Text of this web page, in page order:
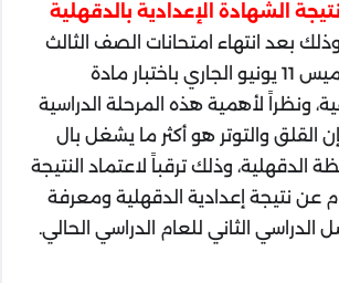
الشهادة الإعدادية بالدقهلية
العام 2026، وذلك بعد انتهاء امتحانات الصف الثالث
الإعدادي يوم الخميس 11 يونيو الجاري باختبار مادة
ونظراً لأهمية هذه المرحلة الدراسية
القلق والتوتر هو أكثر ما يشغل بال
الدقهلية، وذلك ترقباً لاعتماد النتيجة
عن نتيجة إعدادية الدقهلية ومعرفة
الثاني للعام الدراسي الحالي.